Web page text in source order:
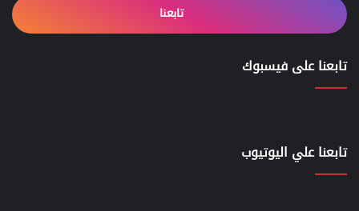
تابعنا
تابعنا على فيسبوك
تابعنا علي اليوتيوب